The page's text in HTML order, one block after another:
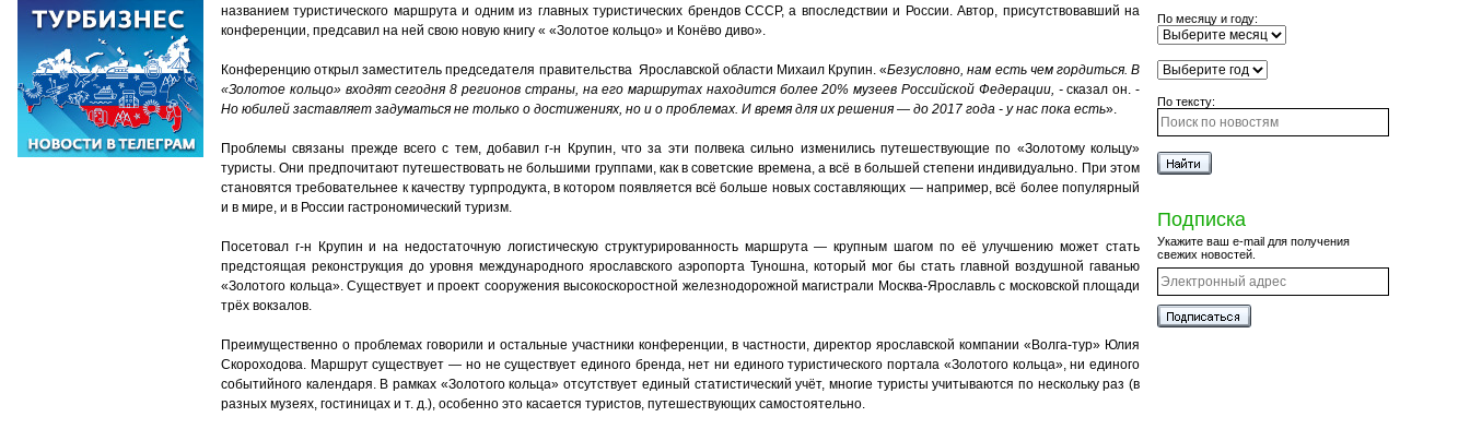
названием туристического маршрута и одним из главных туристических брендов СССР, а впоследствии и России. Автор, присутствовавший на
конференции, предсавил на ней свою новую книгу « «Золотое кольцо» и Конёво диво».
Конференцию открыл заместитель председателя правительства Ярославской области Михаил Крупин. «Безусловно, нам есть чем гордиться. В
«Золотое кольцо» входят сегодня 8 регионов страны, на его маршрутах находится более 20% музеев Российской Федерации, -сказал он. -
Но юбилей заставляет задуматься не только о достижениях, но и о проблемах. И время для их решения — до 2017 года - у нас пока есть».
Проблемы связаны прежде всего с тем, добавил г-н Крупин, что за эти полвека сильно изменились путешествующие по «Золотому кольцу»
туристы. Они предпочитают путешествовать не большими группами, как в советские времена, а всё в большей степени индивидуально. При этом
становятся требовательнее к качеству турпродукта, в котором появляется всё больше новых составляющих — например, всё более популярный
и в мире, и в России гастрономический туризм.
Посетовал г-н Крупин и на недостаточную логистическую структурированность маршрута — крупным шагом по её улучшению может стать
предстоящая реконструкция до уровня международного ярославского аэропорта Туношна, который мог бы стать главной воздушной гаванью
«Золотого кольца». Существует и проект сооружения высокоскоростной железнодорожной магистрали Москва-Ярославль с московской площади
трёх вокзалов.
Преимущественно о проблемах говорили и остальные участники конференции, в частности, директор ярославской компании «Волга-тур» Юлия
Скороходова. Маршрут существует — но не существует единого бренда, нет ни единого туристического портала «Золотого кольца», ни единого
событийного календаря. В рамках «Золотого кольца» отсутствует единый статистический учёт, многие туристы учитываются по нескольку раз (в
разных музеях, гостиницах и т. д.), особенно это касается туристов, путешествующих самостоятельно.
По месяцу и году:
По тексту:
Подписка
Укажите ваш e-mail для получения
свежих новостей.